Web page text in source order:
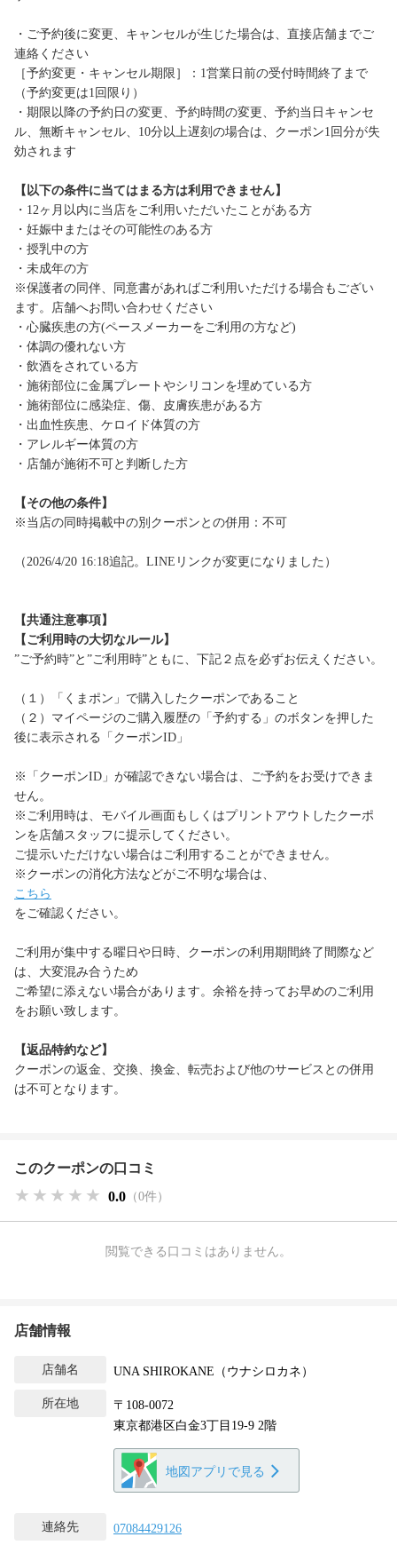
・ご予約後に変更、キャンセルが生じた場合は、直接店舗までご
連絡ください
［予約変更・キャンセル期限］：1営業日前の受付時間終了まで
（予約変更は1回限り）
・期限以降の予約日の変更、予約時間の変更、予約当日キャンセ
ル、無断キャンセル、10分以上遅刻の場合は、クーポン1回分が失
効されます
【以下の条件に当てはまる方は利用できません】
・12ヶ月以内に当店をご利用いただいたことがある方
・妊娠中またはその可能性のある方
・授乳中の方
・未成年の方
※保護者の同伴、同意書があればご利用いただける場合もござい
ます。店舗へお問い合わせください
・心臓疾患の方(ペースメーカーをご利用の方など)
・体調の優れない方
・飲酒をされている方
・施術部位に金属プレートやシリコンを埋めている方
・施術部位に感染症、傷、皮膚疾患がある方
・出血性疾患、ケロイド体質の方
・アレルギー体質の方
・店舗が施術不可と判断した方
【その他の条件】
※当店の同時掲載中の別クーポンとの併用：不可
（2026/4/20 16:18追記。LINEリンクが変更になりました）
【共通注意事項】
【ご利用時の大切なルール】
”ご予約時”と”ご利用時”ともに、下記２点を必ずお伝えください。
（１）「くまポン」で購入したクーポンであること
（２）マイページのご購入履歴の「予約する」のボタンを押した
後に表示される「クーポンID」
※「クーポンID」が確認できない場合は、ご予約をお受けできま
せん。
※ご利用時は、モバイル画面もしくはプリントアウトしたクーポ
ンを店舗スタッフに提示してください。
ご提示いただけない場合はご利用することができません。
※クーポンの消化方法などがご不明な場合は、
こちら
をご確認ください。
ご利用が集中する曜日や日時、クーポンの利用期間終了間際など
は、大変混み合うため
ご希望に添えない場合があります。余裕を持ってお早めのご利用
をお願い致します。
【返品特約など】
クーポンの返金、交換、換金、転売および他のサービスとの併用
は不可となります。
このクーポンの口コミ
★★★★★
★★★★★
★★★★★ 0.0 （0件）
閲覧できる口コミはありません。
店舗情報
店舗名 UNA SHIROKANE（ウナシロカネ）
所在地
〒108-0072
東京都港区白金3丁目19-9 2階
地図アプリで見る
連絡先 07084429126